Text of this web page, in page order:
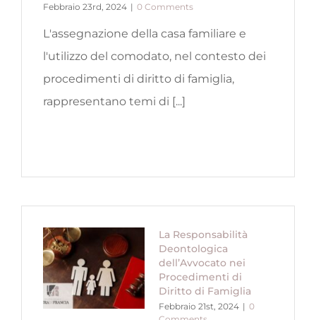
Febbraio 23rd, 2024 | 0 Comments
L'assegnazione della casa familiare e
l'utilizzo del comodato, nel contesto dei
procedimenti di diritto di famiglia,
rappresentano temi di [...]
La Responsabilità
Deontologica
dell’Avvocato nei
Procedimenti di
Diritto di Famiglia
Febbraio 21st, 2024 | 0